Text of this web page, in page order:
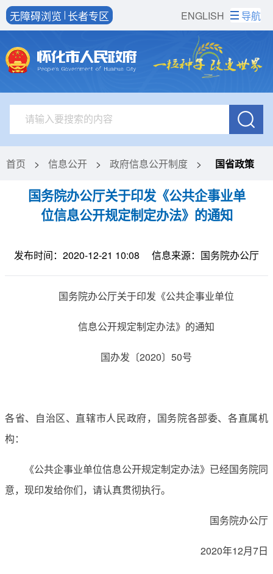
ENGLISH
无障碍浏览 长者专区 导航
首页 > 信息公开 > 政府信息公开制度 > 国省政策
国务院办公厅关于印发《公共企事业单
位信息公开规定制定办法》的通知
发布时间：2020-12-21 10:08 信息来源：国务院办公厅
国务院办公厅关于印发《公共企事业单位
信息公开规定制定办法》的通知
国办发〔2020〕50号
各省、自治区、直辖市人民政府，国务院各部委、各直属机
构：
《公共企事业单位信息公开规定制定办法》已经国务院同
意，现印发给你们，请认真贯彻执行。
国务院办公厅
2020年12月7日